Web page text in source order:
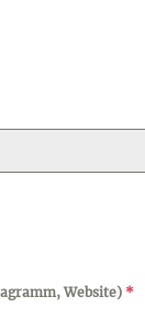
Website) *